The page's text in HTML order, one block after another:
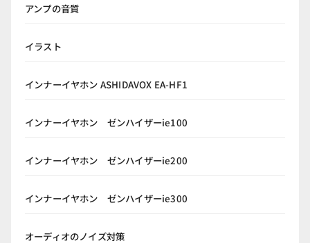
アンプの音質
イラスト
インナーイヤホン ASHIDAVOX EA-HF1
インナーイヤホン ゼンハイザーie100
インナーイヤホン ゼンハイザーie200
インナーイヤホン ゼンハイザーie300
オーディオのノイズ対策